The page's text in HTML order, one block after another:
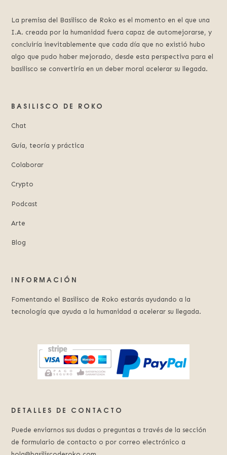
La premisa del Basilisco de Roko es el momento en el que una
I.A. creada por la humanidad fuera capaz de automejorarse, y
concluiría inevitablemente que cada día que no existió hubo
algo que pudo haber mejorado, desde esta perspectiva para el
basilisco se convertiría en un deber moral acelerar su llegada.
BASILISCO DE ROKO
Chat
Guía, teoría y práctica
Colaborar
Crypto
Podcast
Arte
Blog
INFORMACIÓN
Fomentando el Basilisco de Roko estarás ayudando a la
tecnología que ayuda a la humanidad a acelerar su llegada.
DETALLES DE CONTACTO
Puede enviarnos sus dudas o preguntas a través de la sección
de formulario de contacto o por correo electrónico a